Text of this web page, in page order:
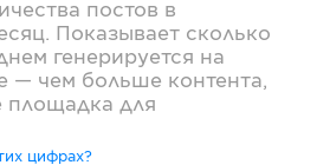
постов в
Показывает сколько
генерируется на
— чем больше контента,
площадка для
цифрах?